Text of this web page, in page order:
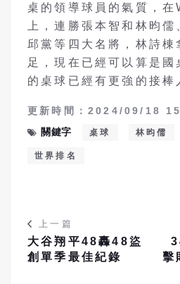
桌的領導球員的氣質，在
上，連勝張本智和林昀
邱黨等四大名將，林詩棟
足，現在已經可以算是國
的桌球已經有更強的接棒
更新時間：2024/09/18
關鍵字
桌球 林昀儒
世界排名
上一篇
大谷翔平48轟48盜
創單季最佳紀錄
擊